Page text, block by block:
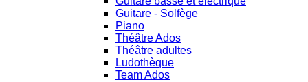
Guitare - Solfège
Piano
Théâtre Ados
Théâtre adultes
Ludothèque
Team Ados